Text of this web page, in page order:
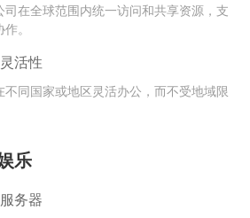
司在全球范围内统一访问和共享资源，支
。
活性
不同国家或地区灵活办公，而不受地域限
乐
务器